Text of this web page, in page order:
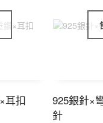
耳扣
925銀針×
針